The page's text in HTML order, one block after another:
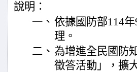
說明：
一、 依據國防部114
理。
二、 為增進全民國防
徵答活動」，擴